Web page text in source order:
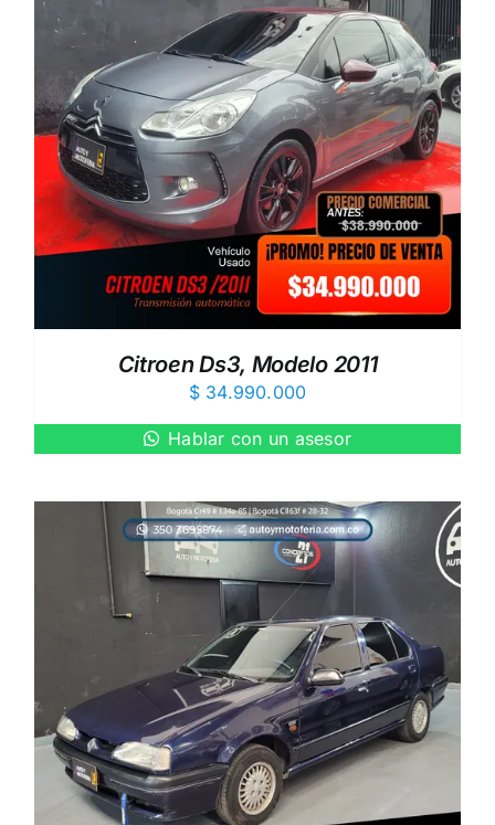
Citroen Ds3, Modelo 2011
$34.990.000
Hablar con un asesor